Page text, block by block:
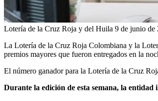
Lotería de la Cruz Roja y del Huila 9 de junio de
La Lotería de la Cruz Roja Colombiana y la
premios mayores que fueron entregados en la
El número ganador para la Lotería de la Cruz
Durante la edición de esta semana, la